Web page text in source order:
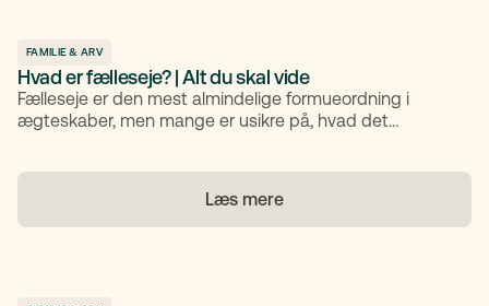
FAMILIE & ARV
Hvad er fælleseje? | Alt du skal vide
Fælleseje er den mest almindelige formueordning i
ægteskaber, men mange er usikre på, hvad det
skilsmisse og dødsfald, og hvilken rolle en ægtepagt
spiller, hvis man ønsker en anden fordeling af formuen.
Læs mere